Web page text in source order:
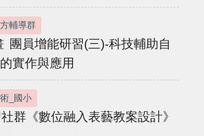
輔導群
團員增能研習(三)-科技輔助自
實作與應用
_國小
群《數位融入表藝教案設計》